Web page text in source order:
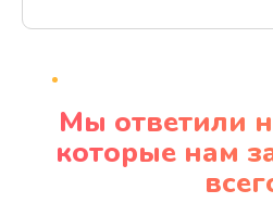
Мы ответили
которые нам